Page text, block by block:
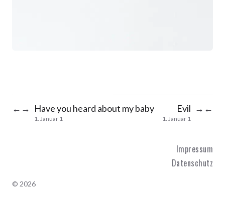
← → Have you heard about my baby
1. Januar 1
Evil
1. Januar 1
→ ←
Impressum
Datenschutz
© 2026